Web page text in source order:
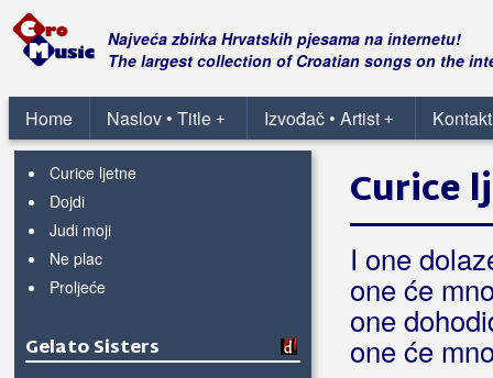
Najveća zbirka Hrvatskih pjesama na internetu!
The largest collection of Croatian songs on the
Home +
Naslov • Title +
Izvođač • Artist
Gašparac, Boris Ćiro
Gego & Picigin Band
Curice ljetne
Dojdi
Judi moji
Ne plac
Proljeće
Gelato Sisters
Curice
I one
one će
one
one će